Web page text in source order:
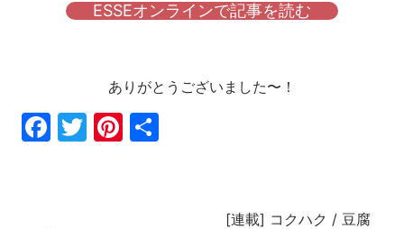
ESSEオンラインで記事を読む
ありがとうございました〜！
Fac
Twi
Pin
[連載] コクハク / 豆腐